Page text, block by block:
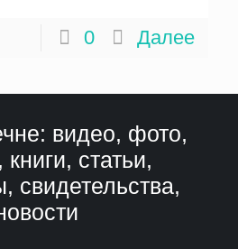
0 Далее
видео, фото,
статьи,
свидетельства,